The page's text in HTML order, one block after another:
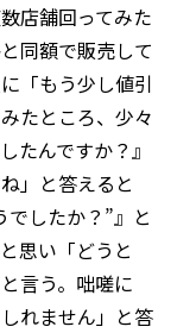
店舗回ってみた
同額で販売して
「もう少し値引
たところ、少々
たんですか？』
」と答えると
でしたか？”』と
思い「どうと
言う。咄嗟に
れません」と答